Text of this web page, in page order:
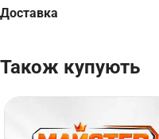
Доставка
Також купують